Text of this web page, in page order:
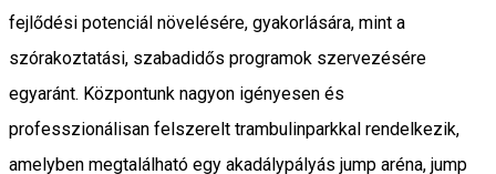
fejlődési potenciál növelésére, gyakorlására, mint a
szórakoztatási, szabadidős programok szervezésére
egyaránt. Központunk nagyon igényesen és
professzionálisan felszerelt trambulinparkkal rendelkezik,
amelyben megtalálható egy akadálypályás jump aréna, jump